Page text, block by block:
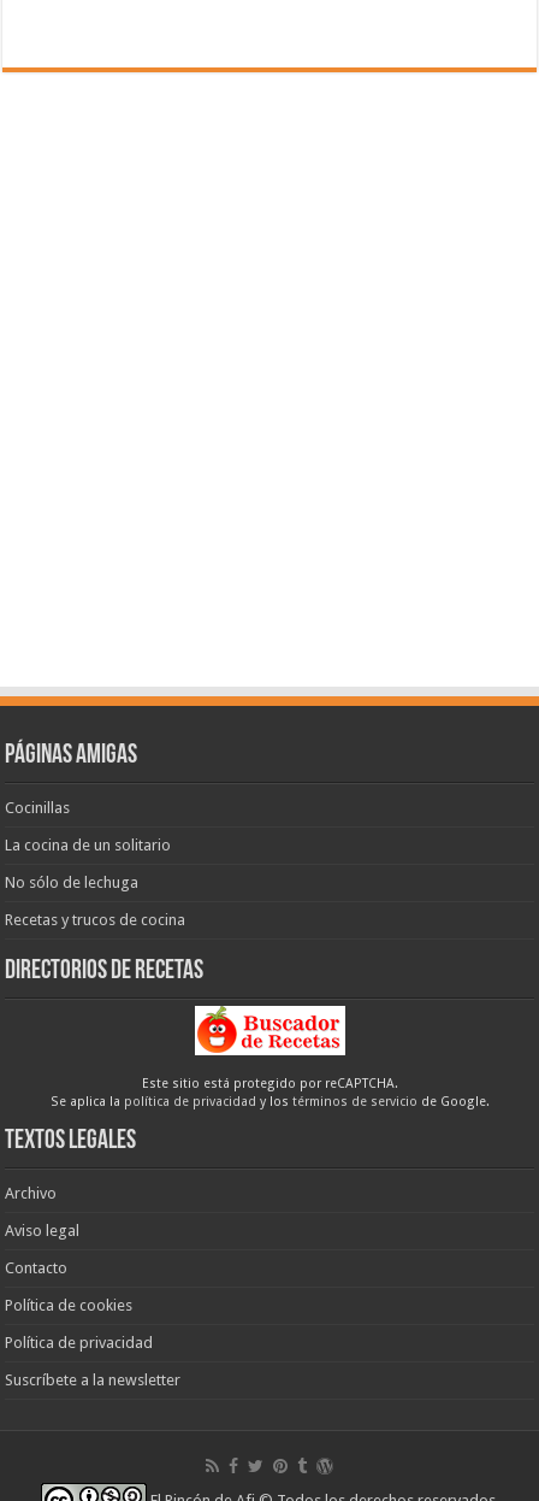
Páginas amigas
Cocinillas
La cocina de un solitario
No sólo de lechuga
Recetas y trucos de cocina
Directorios de recetas
Este sitio está protegido por reCAPTCHA.
Se aplica la política de privacidad y los términos de servicio de Google.
Textos legales
Archivo
Aviso legal
Contacto
Política de cookies
Política de privacidad
Suscríbete a la newsletter